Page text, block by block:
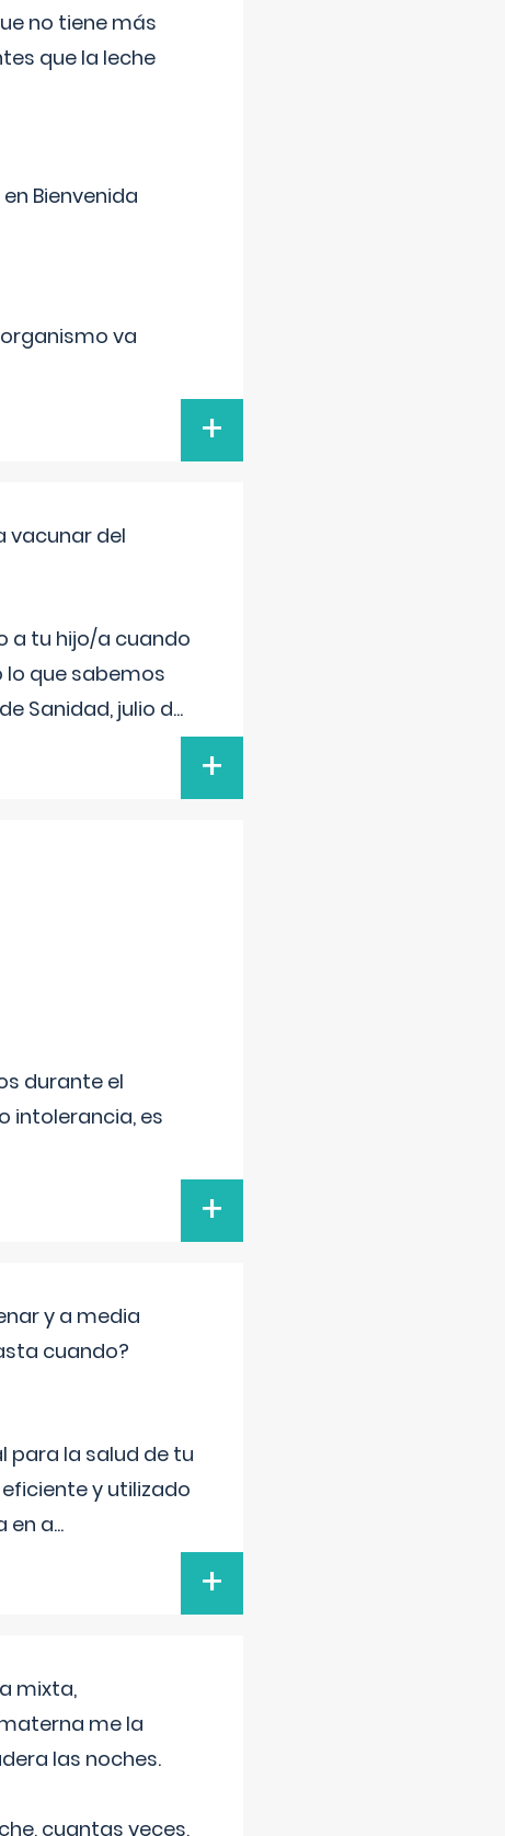
no tiene más
que la leche
Bienvenida
va
+
vacunar del
a tu hijo/a cuando
que sabemos
Sanidad, julio d...
+
durante el
intolerancia, es
+
y a media
cuando?
para la salud de tu
y utilizado
en a...
+
mixta,
me la
las noches.
cuantas veces,